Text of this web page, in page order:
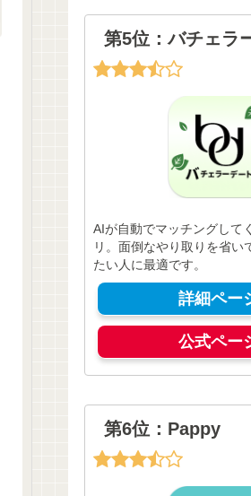
第5位：バチェラ
AIが自動でマッチングして
リ。面倒なやり取りを省い
たい人に最適です。
詳細ペー
公式ペー
第6位：Pappy